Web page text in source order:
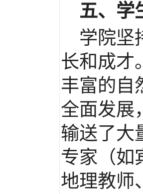
五、学
学院坚
长和成才
丰富的自
全面发展
输送了大
专家（如
地理教师